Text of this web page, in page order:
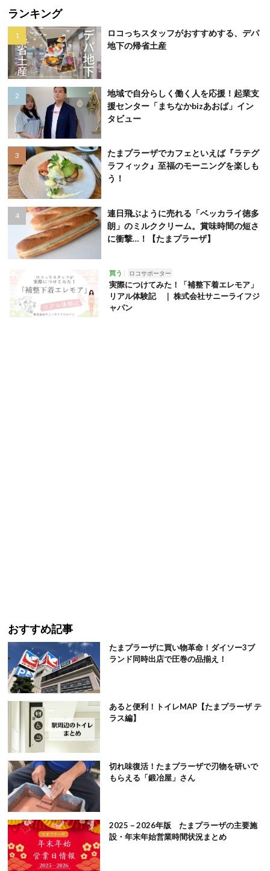
ランキング
ロコっちスタッフがおすすめする、デパ
地下の帰省土産
地域で自分らしく働く人を応援！起業支
援センター「まちなかbizあおば」イン
タビュー
たまプラーザでカフェといえば『ラテグ
ラフィック』至福のモーニングを楽しも
う！
連日飛ぶように売れる「ベッカライ徳多
朗」のミルククリーム。賞味時間の短さ
に衝撃…！【たまプラーザ】
買う ロコサポーター
実際につけてみた！「補整下着エレモア」
リアル体験記 ｜ 株式会社サニーライフジ
ャパン
おすすめ記事
たまプラーザに買い物革命！ダイソー3ブ
ランド同時出店で圧巻の品揃え！
あると便利！トイレMAP【たまプラーザ テ
ラス編】
切れ味復活！たまプラーザで刃物を研いで
もらえる「鍛冶屋」さん
2025－2026年版 たまプラーザの主要施
設・年末年始営業時間状況まとめ